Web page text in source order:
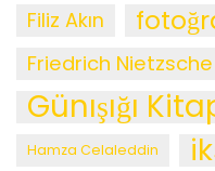
Filiz Akın
Friedrich Nietzsche
Günışığı
Hamza Celaleddin